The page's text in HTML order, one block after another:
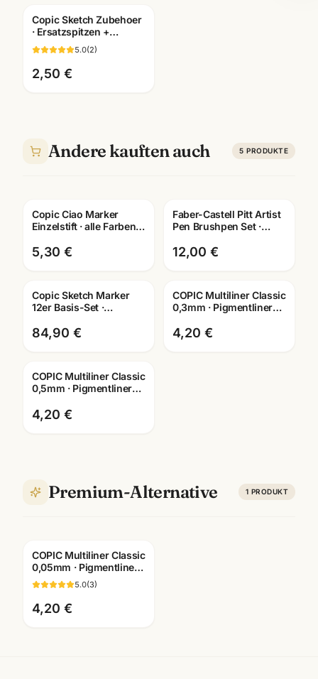
Copic Sketch Zubehoer
· Ersatzspitzen +
Leermarker + Pinzette ·
Künstlerbedarf
Mannheim
5.0(2)
2,50 €
Andere kauften auch 5 PRODUKTE
Copic Ciao Marker
Einzelstift · alle Farben +
Künstlerbedarf
5,30 €
Faber-Castell Pitt Artist
Pen Brushpen Set ·
Kit · Mannheim
12,00 €
Copic Sketch Marker
12er Basis-Set ·
Farbkarte · Mannheim
84,90 €
COPIC Multiliner Classic
0,3mm · Pigmentliner
Farben wählbar
4,20 €
COPIC Multiliner Classic
0,5mm · Pigmentliner
Farben wählbar
4,20 €
Premium-Alternative 1 PRODUKT
COPIC Multiliner Classic
0,05mm · Pigmentliner
dokumentenecht ·
Farben wählbar
5.0(3)
4,20 €